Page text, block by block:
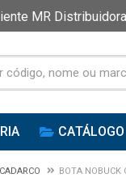
MR
CATÁLOGO
BOTA NOBUCK